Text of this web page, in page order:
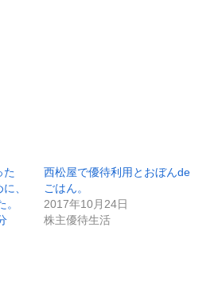
た
、
西松屋で優待利用とおぼんde
ごはん。
2017年10月24日
株主優待生活